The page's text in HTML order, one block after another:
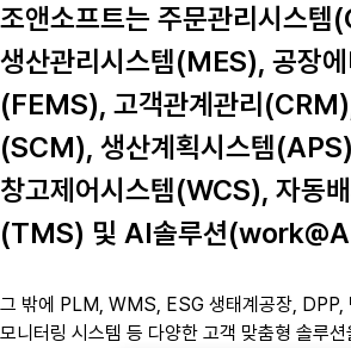
조앤소프트는 주문관리시스템
생산관리시스템(MES), 공장
(FEMS), 고객관계관리
(SCM), 생산계획시스템
창고제어시스템(WCS), 자동
(TMS) 및 AI솔루션
그 밖에 PLM, WMS, ESG 생태계공장, DPP,
모니터링 시스템 등 다양한 고객 맞춤형 솔루